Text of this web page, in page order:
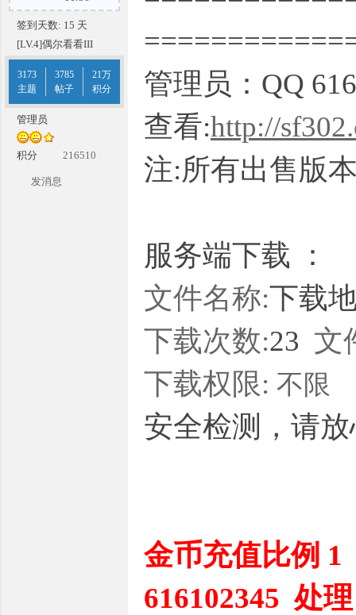
签到天数: 15 天
[LV.4]偶尔看看III
3173
主题
3785
帖子
21万
积分
管理员
积分 216510
发消息
管理员：QQ
查看:http://
注:所有出售版
服务端下载 ：
文件名称:下载
下载次数:23 文
下载权限: 不限
安全检测，请
金币充值比例
616102345 处理